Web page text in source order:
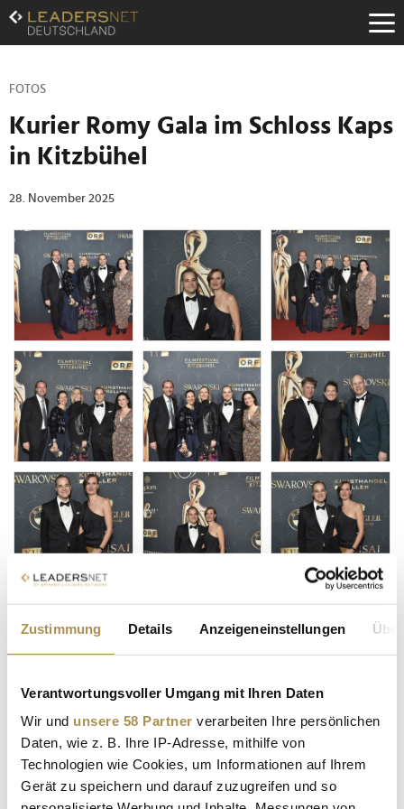
Zustimmung Details Anzeigeneinstellungen
Verantwortungsvoller Umgang mit Ihren Daten
Wir und unsere 58 Partner verarbeiten Ihre persönlichen
Daten, wie z. B. Ihre IP-Adresse, mithilfe von
Technologien wie Cookies, um Informationen auf Ihrem
Gerät zu speichern und darauf zuzugreifen und so
Zum
Inhalt
Zur
Navigation
Hauptnavigation
FOTOS
Kurier Romy Gala im Schloss Kaps
in Kitzbühel
28. November 2025